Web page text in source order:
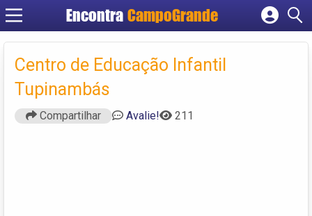
Encontra CampoGrande
Cadastrar empresa
Fazer login
Criar conta
Centro de Educação Infantil
Tupinambás
Compartilhar Avalie! 211